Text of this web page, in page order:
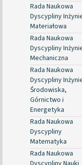
Rada Naukowa
Dyscypliny
Materiałowa
Rada Naukowa
Dyscypliny
Mechaniczna
Rada Naukowa
Dyscypliny
Środowiska,
Górnictwo i
Energetyka
Rada Naukowa
Dyscypliny
Matematyka
Rada Naukowa